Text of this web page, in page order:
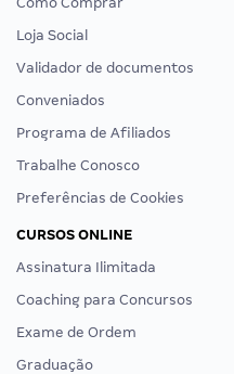
Loja Social
Validador de documentos
Conveniados
Programa de Afiliados
Trabalhe Conosco
Preferências de Cookies
CURSOS ONLINE
Assinatura Ilimitada
Coaching para Concursos
Exame de Ordem
Graduação